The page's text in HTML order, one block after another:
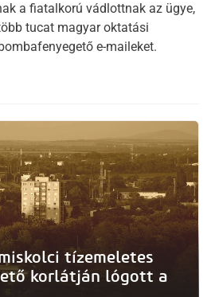
a fiatalkorú vádlottnak az ügye,
tucat magyar oktatási
e-maileket.
tízemeletes
korlátján lógott a